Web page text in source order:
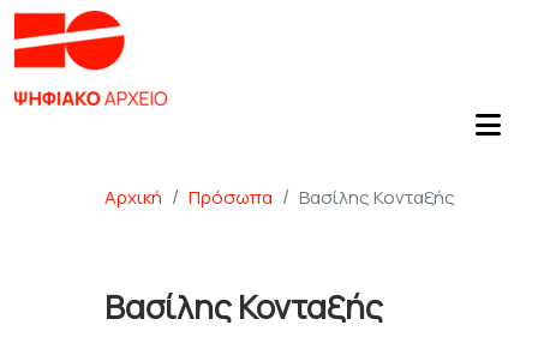
Αρχική Πρόσωπα Βασίλης Κονταξής
Βασίλης Κονταξής